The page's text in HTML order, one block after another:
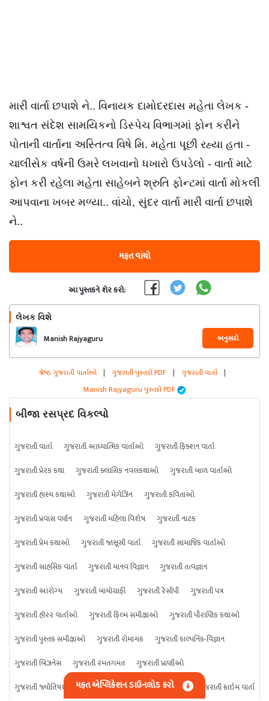
મારી વાર્તા છપાશે ને.. વિનાયક દામોદરદાસ મહેતા લેખક -
શાશ્વત સંદેશ સામયિકનો ડિસ્પેચ વિભાગમાં ફોન કરીને
પોતાની વાર્તાના અસ્તિત્વ વિષે મિ. મહેતા પૂછી રહ્યા હતા -
ચાલીસેક વર્ષની ઉમરે લખવાનો ધખારો ઉપડેલો - વાર્તા માટે
ફોન કરી રહેલા મહેતા સાહેબને શ્રુતિ ફોન્ટમાં વાર્તા મોકલી
આપવાના ખબર મળ્યા.. વાંચો, સુંદર વાર્તા મારી વાર્તા છપાશે
ને..
મફત વાંચો
આ પુસ્તકને શેર કરો:
લેખક વિશે
Manish Rajyaguru અનુસરો
શ્રેષ્ઠ ગુજરાતી વાર્તાઓ | ગુજરાતી પુસ્તકો PDF | ગુજરાતી વાર્તા |
Manish Rajyaguru પુસ્તકો PDF
બીજા રસપ્રદ વિકલ્પો
ગુજરાતી વાર્તા ગુજરાતી આધ્યાત્મિક વાર્તાઓ
ગુજરાતી ફિક્શન વાર્તા
ગુજરાતી પ્રેરક કથા
ગુજરાતી ક્લાસિક નવલકથાઓ
ગુજરાતી બાળ વાર્તાઓ
ગુજરાતી હાસ્ય કથાઓ
ગુજરાતી મેગેઝિન
ગુજરાતી કવિતાઓ
ગુજરાતી પ્રવાસ વર્ણન
ગુજરાતી મહિલા વિશેષ
ગુજરાતી નાટક
ગુજરાતી પ્રેમ કથાઓ
ગુજરાતી જાસૂસી વાર્તા
ગુજરાતી સામાજિક વાર્તાઓ
ગુજરાતી સાહસિક વાર્તા
ગુજરાતી માનવ વિજ્ઞાન
ગુજરાતી તત્વજ્ઞાન
ગુજરાતી આરોગ્ય
ગુજરાતી બાયોગ્રાફી ગુજરાતી રેસીપી
ગુજરાતી પત્ર
ગુજરાતી હૉરર વાર્તાઓ
ગુજરાતી ફિલ્મ સમીક્ષાઓ
ગુજરાતી પૌરાણિક કથાઓ
ગુજરાતી પુસ્તક સમીક્ષાઓ
ગુજરાતી રોમાંચક
ગુજરાતી કાલ્પનિક-વિજ્ઞાન
ગુજરાતી બિઝનેસ
ગુજરાતી રમતગમત
ગુજરાતી પ્રાણીઓ
ગુજરાતી જ્યોતિષશાસ્ત્ર
ગુજરાતી વિજ્ઞાન ગુજરાતી કંઈપણ ગુજરાતી ક્રાઇમ વાર્તા
મફત એપ્લિકેશન ડાઉનલોડ કરો